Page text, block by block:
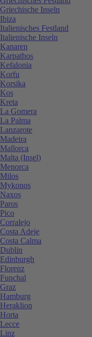
Griechische Inseln
Ibiza
Italienisches Festland
Italienische Inseln
Kanaren
Karpathos
Kefalonia
Korfu
Korsika
Kos
Kreta
La Gomera
La Palma
Lanzarote
Madeira
Mallorca
Malta (Insel)
Menorca
Milos
Mykonos
Naxos
Paros
Pico
Corralejo
Costa Adeje
Costa Calma
Dublin
Edinburgh
Florenz
Funchal
Graz
Hamburg
Heraklion
Horta
Lecce
Linz